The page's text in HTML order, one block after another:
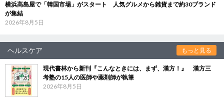
横浜高島屋で「韓国市場」がスタート 人気グルメから雑貨まで約30ブランド
が集結
2026年8月5日
ヘルスケア もっと見る
現代書林から新刊『こんなときには、まず、漢方！』 漢方三
考塾の15人の医師や薬剤師が執筆
2026年8月5日